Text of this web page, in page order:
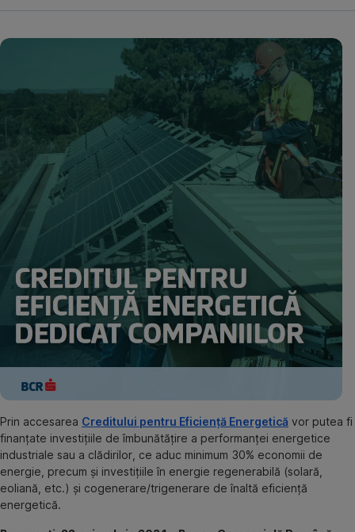
Prin accesarea Creditului pentru Eficiență Energetică vor putea fi
finanțate investițiile de îmbunătățire a performanței energetice
industriale sau a clădirilor, ce aduc minimum 30% economii de
energie, precum și investițiile în energie regenerabilă (solară,
eoliană, etc.) și cogenerare/trigenerare de înaltă eficiență
energetică.